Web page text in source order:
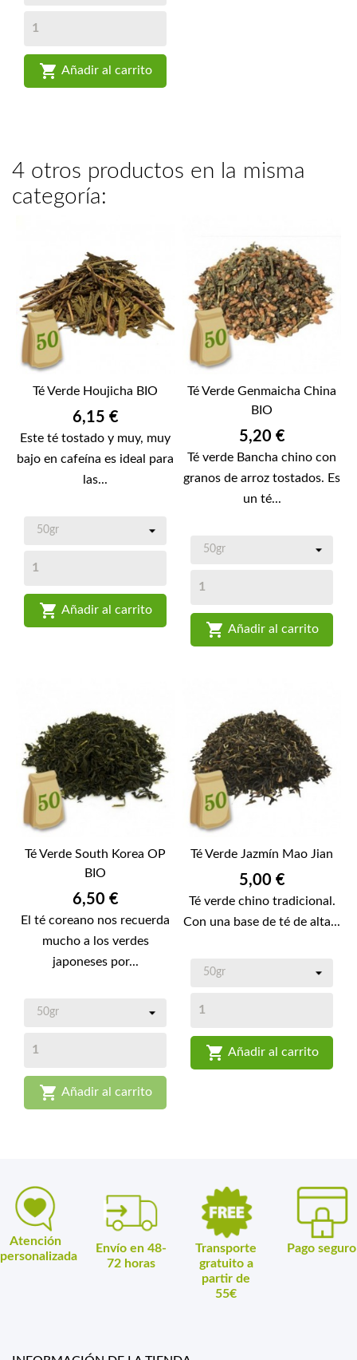
 Añadir al carrito
4 otros productos en la misma
categoría:
Té Verde Houjicha BIO
Precio
6,15 €
Este té tostado y muy, muy
bajo en cafeína es ideal para
las...
 Añadir al carrito
Té Verde Genmaicha China
BIO
Precio
5,20 €
Té verde Bancha chino con
granos de arroz tostados. Es
un té...
 Añadir al carrito
Té Verde South Korea OP
BIO
Precio
6,50 €
El té coreano nos recuerda
mucho a los verdes
japoneses por...
 Añadir al carrito
Té Verde Jazmín Mao Jian
Precio
5,00 €
Té verde chino tradicional.
Con una base de té de alta...
 Añadir al carrito
Atención
personalizada
Envío en 48-
72 horas
Transporte
gratuito a
partir de
55€
Pago seguro